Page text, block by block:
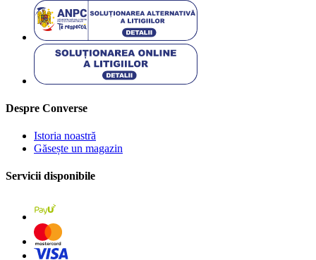
Despre Converse
Istoria noastră
Găsește un magazin
Servicii disponibile